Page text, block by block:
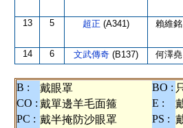
13 5 超正 (A341) 賴維銘
14 6 文武傳奇 (B137) 何澤堯
B : 戴眼罩 BO :
CO : 戴單邊羊毛面箍 E :
PC : 戴半掩防沙眼罩 PS :